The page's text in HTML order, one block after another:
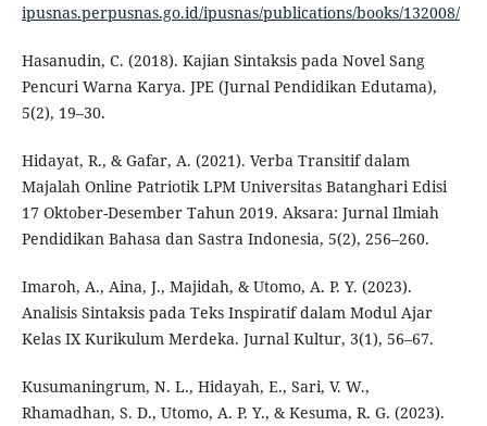
ipusnas.perpusnas.go.id/ipusnas/publications/books/132008/
Hasanudin, C. (2018). Kajian Sintaksis pada Novel Sang
Pencuri Warna Karya. JPE (Jurnal Pendidikan Edutama),
5(2), 19–30.
Hidayat, R., & Gafar, A. (2021). Verba Transitif dalam
Majalah Online Patriotik LPM Universitas Batanghari Edisi
17 Oktober-Desember Tahun 2019. Aksara: Jurnal Ilmiah
Pendidikan Bahasa dan Sastra Indonesia, 5(2), 256–260.
Imaroh, A., Aina, J., Majidah, & Utomo, A. P. Y. (2023).
Analisis Sintaksis pada Teks Inspiratif dalam Modul Ajar
Kelas IX Kurikulum Merdeka. Jurnal Kultur, 3(1), 56–67.
Kusumaningrum, N. L., Hidayah, E., Sari, V. W.,
Rhamadhan, S. D., Utomo, A. P. Y., & Kesuma, R. G. (2023).